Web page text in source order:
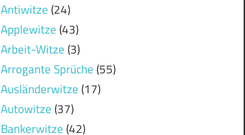
Antiwitze(24)
Applewitze(43)
Arbeit-Witze(3)
Arrogante Sprüche(55)
Ausländerwitze(17)
Autowitze(37)
Bankerwitze(42)